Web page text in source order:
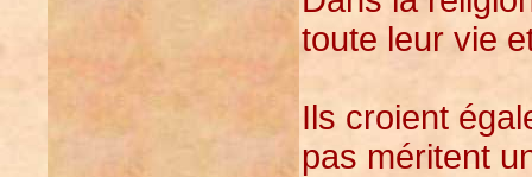
toute leur vie
Ils croient
pas méritent